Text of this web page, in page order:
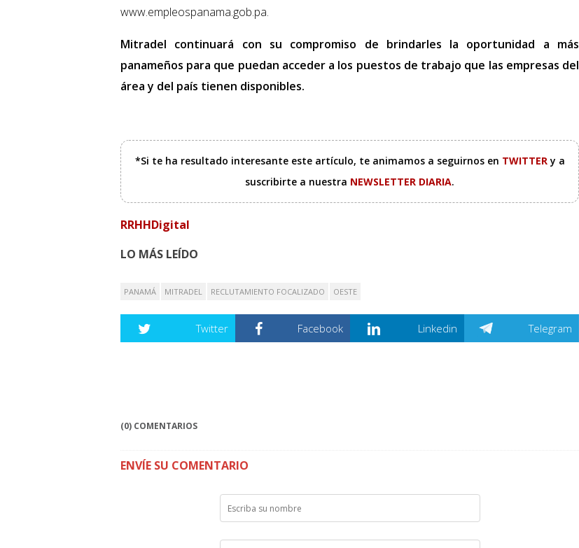
www.empleospanama.gob.pa.
Mitradel continuará con su compromiso de brindarles la oportunidad a más
panameños para que puedan acceder a los puestos de trabajo que las empresas del
área y del país tienen disponibles.
*Si te ha resultado interesante este artículo, te animamos a seguirnos en TWITTERy a
suscribirte a nuestra NEWSLETTER DIARIA.
RRHHDigital
LO MÁS LEÍDO
PANAMÁ MITRADEL RECLUTAMIENTO FOCALIZADO OESTE
Twitter Facebook Linkedin Telegram
(0) COMENTARIOS
ENVÍE SU COMENTARIO